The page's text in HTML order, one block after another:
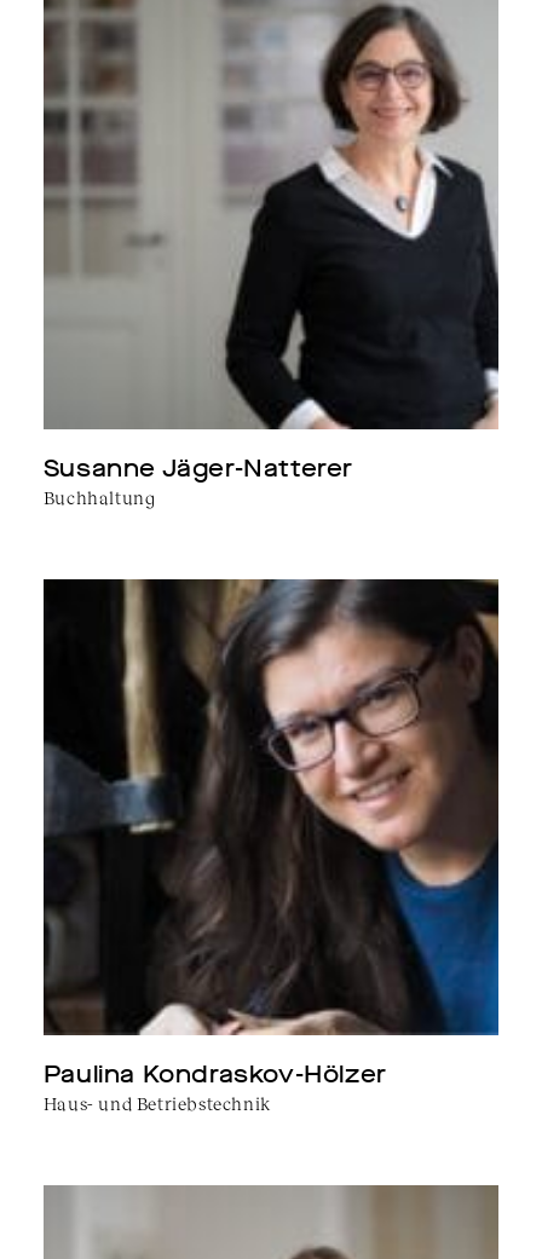
Susanne Jäger-Natterer
Buchhaltung
Paulina Kondraskov-Hölzer
Haus- und Betriebstechnik